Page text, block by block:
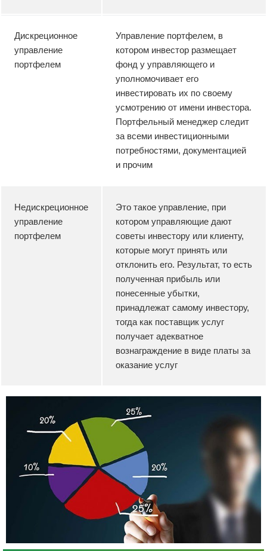
Дискреционное
управление
портфелем
Управление портфелем, в
котором инвестор размещает
фонд у управляющего и
уполномочивает его
инвестировать их по своему
усмотрению от имени инвестора.
Портфельный менеджер следит
за всеми инвестиционными
потребностями, документацией
и прочим
Недискреционное
управление
портфелем
Это такое управление, при
котором управляющие дают
советы инвестору или клиенту,
которые могут принять или
отклонить его. Результат, то есть
полученная прибыль или
понесенные убытки,
принадлежат самому инвестору,
тогда как поставщик услуг
получает адекватное
вознаграждение в виде платы за
оказание услуг